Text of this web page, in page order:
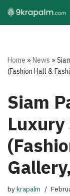
Skip
Home »News »
(Fashion Hall &
Siam
bykrapalm